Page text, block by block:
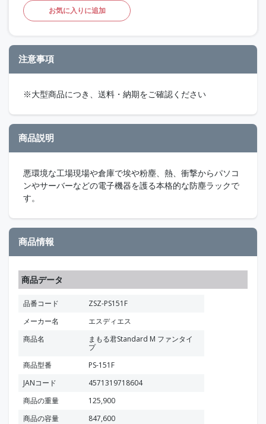
お気に入りに追加
注意事項
※大型商品につき、送料・納期をご確認ください
商品説明
悪環境な工場現場や倉庫で埃や粉塵、熱、衝撃からパソコ
ンやサーバーなどの電子機器を護る本格的な防塵ラックで
す。
商品情報
商品データ
品番コード
ZSZ-PS151F
メーカー名
エスディエス
商品名
まもる君Standard M ファンタイ
プ
商品型番
PS-151F
JANコード
4571319718604
商品の重量
125,900
商品の容量
847,600